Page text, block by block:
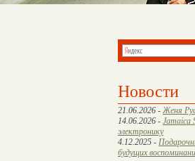
Новости
21.06.2026 - Женя
14.06.2026 - Jamaica
электронику
4.12.2025 -
будущих